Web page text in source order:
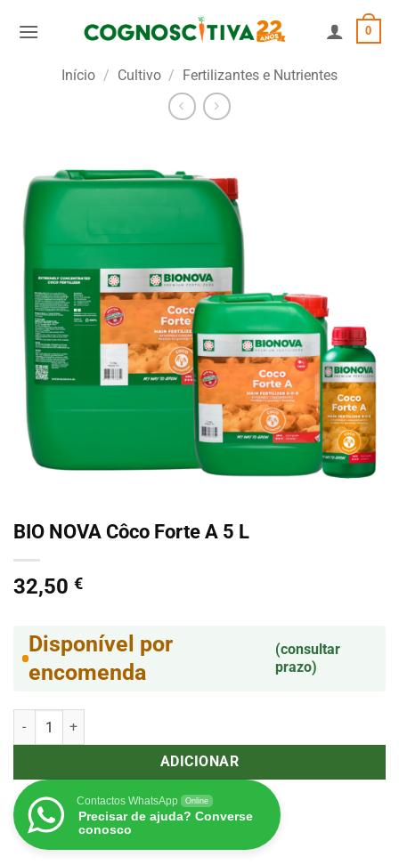
0
Início / Cultivo / Fertilizantes e Nutrientes
BIO NOVA Côco Forte A 5 L
32,50 €
Disponível por
encomenda
(consultar
prazo)
Quantidade de BIO NOVA Côco Forte A 5 L
ADICIONAR
Contactos WhatsApp Online
Precisar de ajuda? Converse
conosco